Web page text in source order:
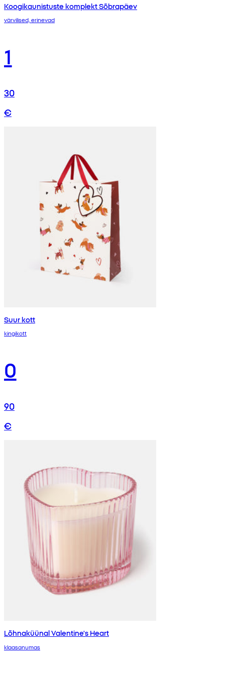
Koogikaunistuste komplekt Sõbrapäev
värvilised, erinevad
1
30
€
Suur kott
kingikott
0
90
€
Lõhnaküünal Valentine's Heart
klaasanumas